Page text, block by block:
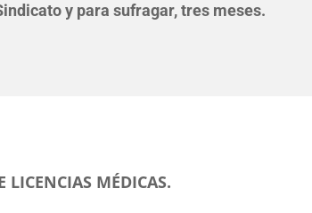
y para sufragar, tres meses.
LICENCIAS MÉDICAS.